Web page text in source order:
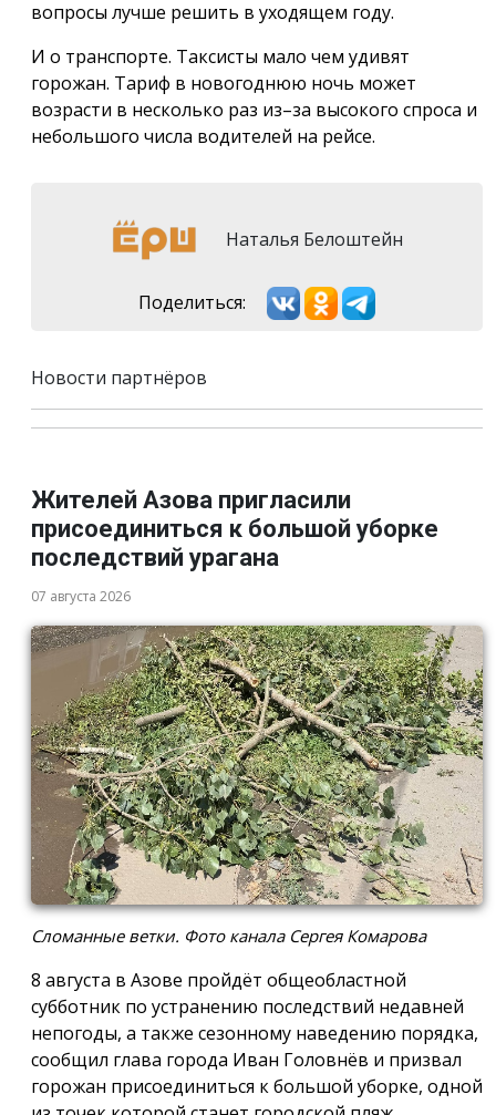
вопросы лучше решить в уходящем году.
И о транспорте. Таксисты мало чем удивят
горожан. Тариф в новогоднюю ночь может
возрасти в несколько раз из–за высокого спроса и
небольшого числа водителей на рейсе.
Наталья Белоштейн
Поделиться:
Новости партнёров
Жителей Азова пригласили
присоединиться к большой уборке
последствий урагана
07 августа 2026
Сломанные ветки. Фото канала Сергея Комарова
8 августа в Азове пройдёт общеобластной
субботник по устранению последствий недавней
непогоды, а также сезонному наведению порядка,
сообщил глава города Иван Головнёв и призвал
горожан присоединиться к большой уборке, одной